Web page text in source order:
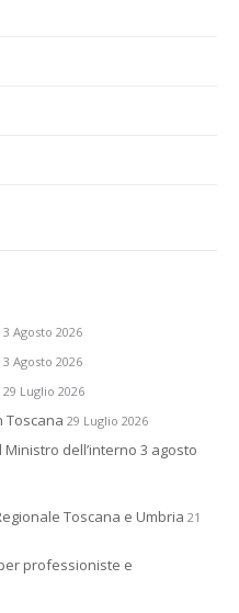
3 Agosto 2026
3 Agosto 2026
29 Luglio 2026
Toscana 29 Luglio 2026
dell’interno 3 agosto
Toscana e Umbria 21
professioniste e